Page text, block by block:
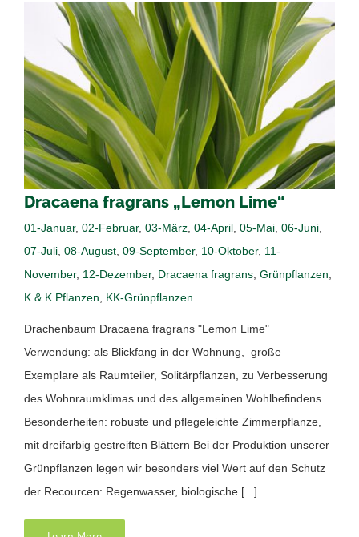
Dracaena fragrans „Lemon Lime“
01-Januar, 02-Februar, 03-März, 04-April, 05-Mai, 06-Juni,
07-Juli, 08-August, 09-September, 10-Oktober, 11-
November, 12-Dezember, Dracaena fragrans, Grünpflanzen,
K & K Pflanzen, KK-Grünpflanzen
Drachenbaum Dracaena fragrans "Lemon Lime"
Verwendung: als Blickfang in der Wohnung, große
Exemplare als Raumteiler, Solitärpflanzen, zu Verbesserung
des Wohnraumklimas und des allgemeinen Wohlbefindens
Besonderheiten: robuste und pflegeleichte Zimmerpflanze,
mit dreifarbig gestreiften Blättern Bei der Produktion unserer
Grünpflanzen legen wir besonders viel Wert auf den Schutz
der Recourcen: Regenwasser, biologische [...]